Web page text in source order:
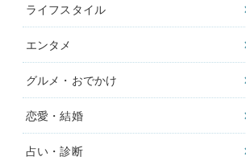
ライフスタイル
エンタメ
グルメ・おでかけ
恋愛・結婚
占い・診断